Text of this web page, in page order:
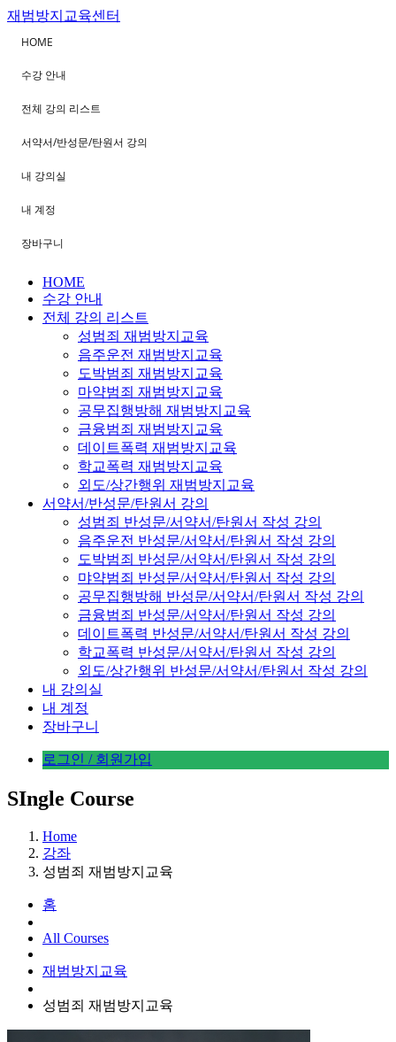
재범방지교육센터
HOME
수강 안내
전체 강의 리스트
서약서/반성문/탄원서 강의
내 강의실
내 계정
장바구니
HOME
수강 안내
전체 강의 리스트
성범죄 재범방지교육
음주운전 재범방지교육
도박범죄 재범방지교육
마약범죄 재범방지교육
공무집행방해 재범방지교육
금융범죄 재범방지교육
데이트폭력 재범방지교육
학교폭력 재범방지교육
외도/상간행위 재범방지교육
서약서/반성문/탄원서 강의
성범죄 반성문/서약서/탄원서 작성 강의
음주운전 반성문/서약서/탄원서 작성 강의
도박범죄 반성문/서약서/탄원서 작성 강의
먀약범죄 반성문/서약서/탄원서 작성 강의
공무집행방해 반성문/서약서/탄원서 작성 강의
금융범죄 반성문/서약서/탄원서 작성 강의
데이트폭력 반성문/서약서/탄원서 작성 강의
학교폭력 반성문/서약서/탄원서 작성 강의
외도/상간행위 반성문/서약서/탄원서 작성 강의
내 강의실
내 계정
장바구니
로그인 / 회원가입
SIngle Course
Home
강좌
성범죄 재범방지교육
홈
All Courses
재범방지교육
성범죄 재범방지교육